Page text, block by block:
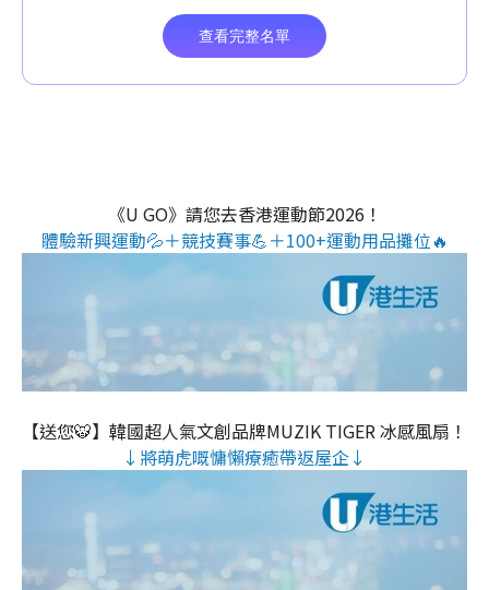
《U GO》請您去香港運動節2026！
體驗新興運動💦＋競技賽事💪＋100+運動用品攤位🔥
【送您🐯】韓國超人氣文創品牌MUZIK TIGER 冰感風扇！
↓將萌虎嘅慵懶療癒帶返屋企↓